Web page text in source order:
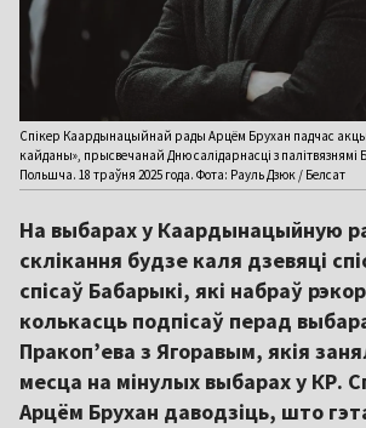
Спікер Каардынацыйнай рады Арцём Брухан падчас
кайданы», прысвечанай Дню салідарнасці з палітвязнямі
Польшча. 18 траўня 2025 года. Фота: Рауль Дзюк / Белсат
На выбарах у Каардынацыйную
склікання будзе каля дзевяці
спісаў Бабарыкі, які набраў
колькасць подпісаў перад
Пракоп’ева з Ягоравым, якія
месца на мінулых выбарах у КР.
Арцём Брухан даводзіць, што